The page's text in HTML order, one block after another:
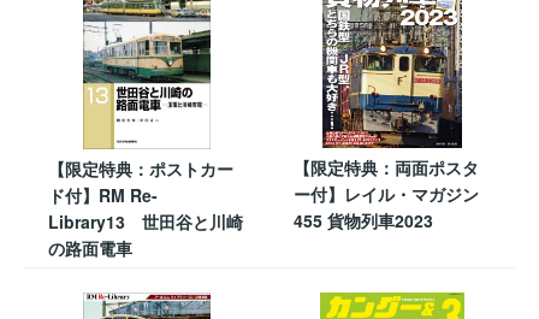
【限定特典：ポストカー
ド付】RM Re-
Library13 世田谷と川崎
の路面電車
【限定特典：両面ポスタ
ー付】レイル・マガジン
455 貨物列車2023